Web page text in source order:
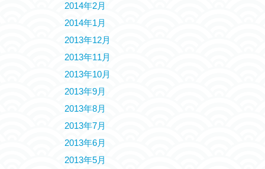
2014年2月
2014年1月
2013年12月
2013年11月
2013年10月
2013年9月
2013年8月
2013年7月
2013年6月
2013年5月